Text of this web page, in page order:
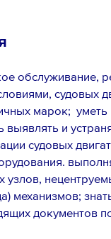
обслуживание,
судовых
марок; уметь
выявлять и
судовых
узлов,
механизмов;
документов